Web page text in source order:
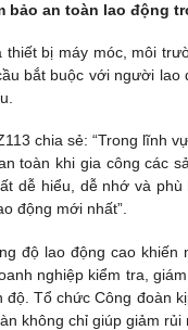
bảo an toàn lao động
bị máy móc, môi
bắt buộc với người
chia sẻ: “Trong lĩnh
toàn khi gia công các
dễ hiểu, dễ nhớ và
động mới nhất”.
độ lao động cao
nghiệp kiểm tra,
Tổ chức Công đoàn
không chỉ giúp giảm rủi